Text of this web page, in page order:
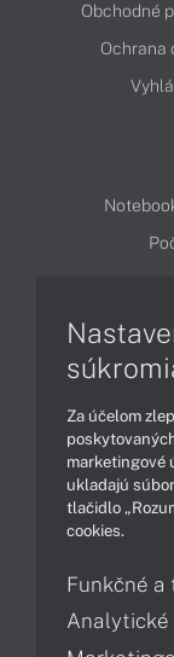
Obchodné
Ochrana
Ako
Za účelom
marketingové
ukladajú
tlačidlo
cookies.
Funkčné a
Analytické